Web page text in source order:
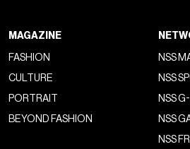
MAGAZINE
FASHION
CULTURE
PORTRAIT
BEYOND FASHION
NSS
NSS
NSS
NSS
NSS